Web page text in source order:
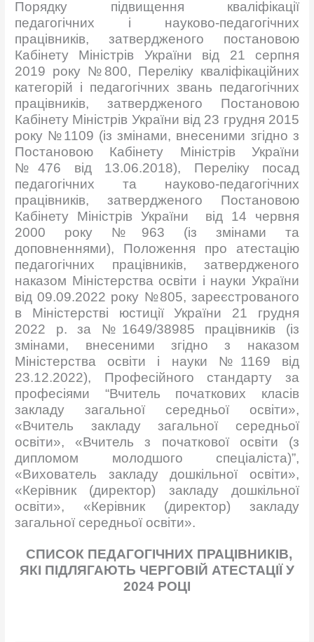
Порядку підвищення кваліфікації
педагогічних і науково-педагогічних
працівників, затвердженого постановою
Кабінету Міністрів України від 21 серпня
2019 року №800, Переліку кваліфікаційних
категорій і педагогічних звань педагогічних
працівників, затвердженого Постановою
Кабінету Міністрів України від 23 грудня 2015
року №1109 (із змінами, внесеними згідно з
Постановою Кабінету Міністрів України
№476 від 13.06.2018), Переліку посад
педагогічних та науково-педагогічних
працівників, затвердженого Постановою
Кабінету Міністрів України від 14 червня
2000 року №963 (із змінами та
доповненнями), Положення про атестацію
педагогічних працівників, затвердженого
наказом Міністерства освіти і науки України
від 09.09.2022 року №805, зареєстрованого
в Міністерстві юстиції України 21 грудня
2022 р. за №1649/38985 працівників (із
змінами, внесеними згідно з наказом
Міністерства освіти і науки №1169 від
23.12.2022), Професійного стандарту за
професіями “Вчитель початкових класів
закладу загальної середньої освіти»,
«Вчитель закладу загальної середньої
освіти», «Вчитель з початкової освіти (з
дипломом молодшого спеціаліста)”,
«Вихователь закладу дошкільної освіти»,
«Керівник (директор) закладу дошкільної
освіти», «Керівник (директор) закладу
загальної середньої освіти».
СПИСОК ПЕДАГОГІЧНИХ ПРАЦІВНИКІВ,
ЯКІ ПІДЛЯГАЮТЬ ЧЕРГОВІЙ АТЕСТАЦІЇ У
2024 РОЦІ